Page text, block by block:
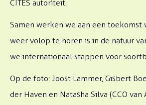
CITES autoriteit.
Samen werken we aan een toekomst
weer volop te horen is in de natuur
we internationaal stappen voor
Op de foto: Joost Lammer, Gisbert
der Haven en Natasha Silva (CCO van